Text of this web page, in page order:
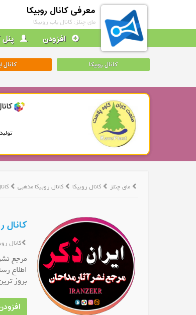
معرفی کانال روبیکا
مای چنلز: کانال یاب روبیکا
افزودن پنل
کانال روبیکا کانال
مای چنلز کانال روبیکا کانال روبیکا مذهبی
کانال
کانال
مرجع
اطلاع
بروز
کانال روبیکا ملایرنگار
عضو کانال شوید